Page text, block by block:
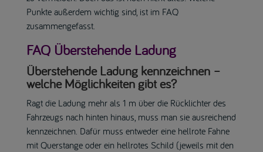
Punkte außerdem wichtig sind, ist im FAQ
zusammengefasst.
FAQ Überstehende Ladung
Überstehende Ladung kennzeichnen –
welche Möglichkeiten gibt es?
Ragt die Ladung mehr als 1 m über die Rücklichter des
Fahrzeugs nach hinten hinaus, muss man sie ausreichend
kennzeichnen. Dafür muss entweder eine hellrote Fahne
mit Querstange oder ein hellrotes Schild (jeweils mit den